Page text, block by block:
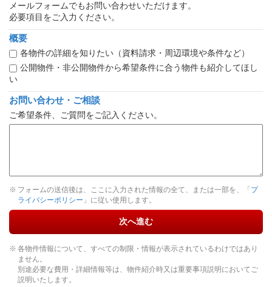
メールフォームでもお問い合わせいただけます。
必要項目をご入力ください。
概要
各物件の詳細を知りたい（資料請求・周辺環境や条件など）
公開物件・非公開物件から希望条件に合う物件も紹介してほし
い
お問い合わせ・ご相談
ご希望条件、ご質問をご記入ください。
フォームの送信後は、ここに入力された情報の全て、または一部を、「 プ
ライバシーポリシー 」に従い使用します。
次へ進む
各物件情報について、すべての制限・情報が表示されているわけではあり
ません。
別途必要な費用・詳細情報等は、物件紹介時又は重要事項説明においてご
説明いたします。